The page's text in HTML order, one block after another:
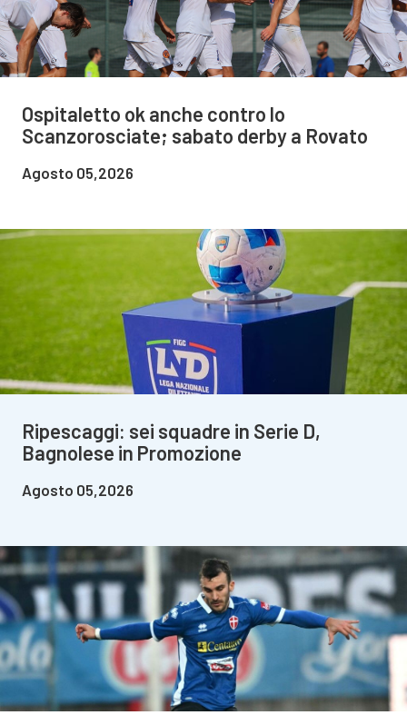
Ospitaletto ok anche contro lo
Scanzorosciate; sabato derby a Rovato
Agosto 05,2026
Ripescaggi: sei squadre in Serie D,
Bagnolese in Promozione
Agosto 05,2026